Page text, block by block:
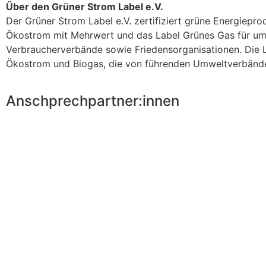
Über den Grüner Strom Label e.V.
Der Grüner Strom Label e.V. zertifiziert grüne
Ökostrom mit Mehrwert und das Label Grünes Gas für
Verbraucherverbände sowie Friedensorganisationen.
Ökostrom und Biogas, die von führenden
Anschprechpartner:innen